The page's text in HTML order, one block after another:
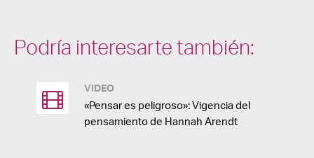
Podría interesarte también:
VIDEO
«Pensar es peligroso»: Vigencia del
pensamiento de Hannah Arendt